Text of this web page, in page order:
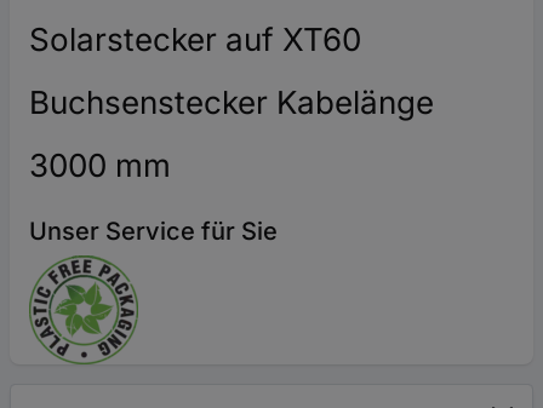
Solarstecker auf XT60
Buchsenstecker Kabelänge
3000 mm
Unser Service für Sie